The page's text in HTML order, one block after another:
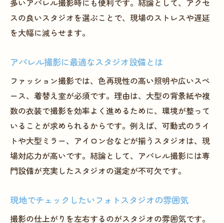
多いアパレル撮影時にも便利です。結論として、アクセ
スの良いスタジオを選ぶことで、現場のストレスや遅延
を大幅に減らせます。
アパレル撮影に最適なスタジオ設備とは
ファッション撮影では、色再現性の高い照明や広いスペ
ース、着替え室が必須です。理由は、大型の背景紙や複
数の衣装で撮影を効率よく進めるために、環境が整って
いることが求められるからです。例えば、可動式のライ
トや大型ミラー、アイロン台などが揃うスタジオは、現
場対応力が高いです。結論として、アパレル撮影には専
門設備が充実したスタジオの選定が不可欠です。
現地でチェックしたいフォトスタジオの雰囲気
撮影の仕上がりを左右するのがスタジオの雰囲気です。